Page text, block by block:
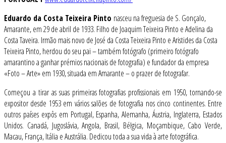
Eduardo da Costa Teixeira Pinto nasceu na freguesia de S. Gonçalo,
Amarante, em 29 de abril de 1933. Filho de Joaquim Teixeira Pinto e Adelina da
Costa Taveira. Irmão mais novo de José da Costa Teixeira Pinto e Aristides da Costa
Teixeira Pinto, herdou do seu pai – também fotógrafo (primeiro fotógrafo
amarantino a ganhar prémios nacionais de fotografia) e fundador da empresa
«Foto – Arte» em 1930, situada em Amarante – o prazer de fotografar.
Começou a tirar as suas primeiras fotografias profissionais em 1950, tornando-se
expositor desde 1953 em vários salões de fotografia nos cinco continentes. Entre
outros países expôs em Portugal, Espanha, Alemanha, Áustria, Inglaterra, Estados
Unidos. Canadá, Jugoslávia, Angola, Brasil, Bélgica, Moçambique, Cabo Verde,
Macau, França, Itália e Austrália. Dedicou toda a sua vida à arte fotográfica.